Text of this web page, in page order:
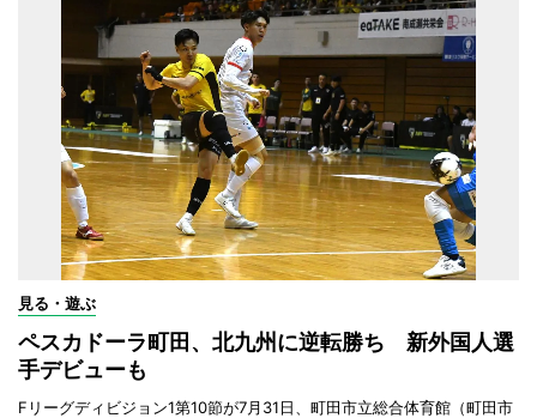
見る・遊ぶ
ペスカドーラ町田、北九州に逆転勝ち 新外国人選
手デビューも
Fリーグディビジョン1第10節が7月31日、町田市立総合体育館（町田市